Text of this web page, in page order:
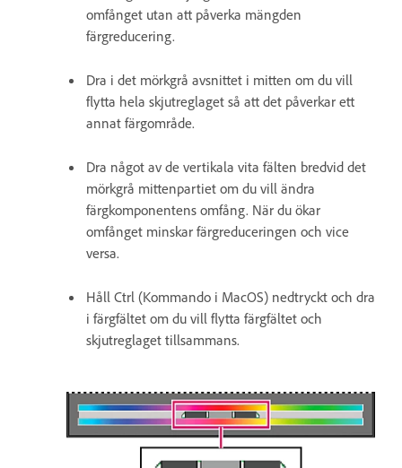
omfånget utan att påverka mängden
färgreducering.
Dra i det mörkgrå avsnittet i mitten om du vill
flytta hela skjutreglaget så att det påverkar ett
annat färgområde.
Dra något av de vertikala vita fälten bredvid det
mörkgrå mittenpartiet om du vill ändra
färgkomponentens omfång. När du ökar
omfånget minskar färgreduceringen och vice
versa.
Håll Ctrl (Kommando i MacOS) nedtryckt och dra
i färgfältet om du vill flytta färgfältet och
skjutreglaget tillsammans.